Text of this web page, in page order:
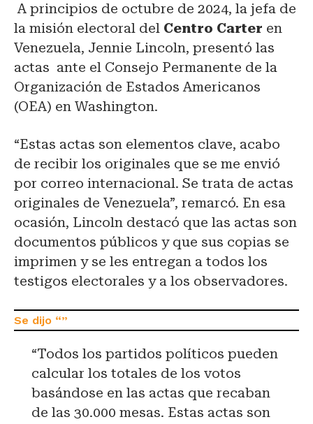
A principios de octubre de 2024, la jefa de
la misión electoral del Centro Carter en
Venezuela, Jennie Lincoln, presentó las
actas ante el Consejo Permanente de la
Organización de Estados Americanos
(OEA) en Washington.
“Estas actas son elementos clave, acabo
de recibir los originales que se me envió
por correo internacional. Se trata de actas
originales de Venezuela”, remarcó. En esa
ocasión, Lincoln destacó que las actas son
documentos públicos y que sus copias se
imprimen y se les entregan a todos los
testigos electorales y a los observadores.
“Todos los partidos políticos pueden
calcular los totales de los votos
basándose en las actas que recaban
de las 30.000 mesas. Estas actas son